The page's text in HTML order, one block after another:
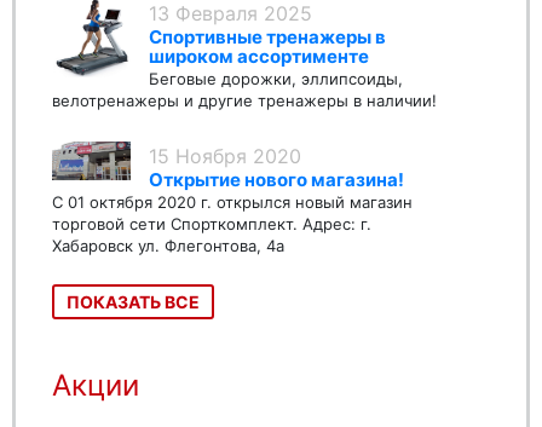
13 Февраля 2025
Спортивные тренажеры в
широком ассортименте
Беговые дорожки, эллипсоиды,
велотренажеры и другие тренажеры в наличии!
15 Ноября 2020
Открытие нового магазина!
С 01 октября 2020 г. открылся новый магазин
торговой сети Спорткомплект. Адрес: г.
Хабаровск ул. Флегонтова, 4а
ПОКАЗАТЬ ВСЕ
Акции